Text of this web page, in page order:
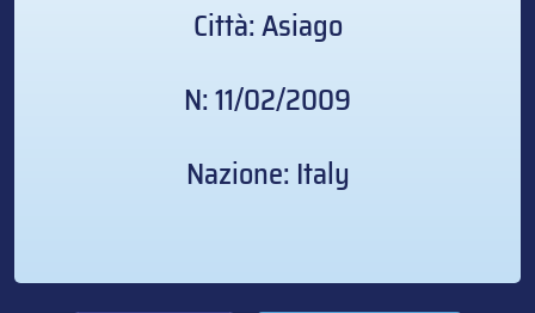
Città: Asiago
N: 11/02/2009
Nazione: Italy